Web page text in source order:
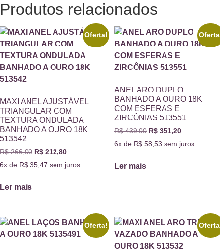
Produtos relacionados
Oferta!
MAXI ANEL AJUSTÁVEL
TRIANGULAR COM
TEXTURA ONDULADA
BANHADO A OURO 18K
513542
R$266,00 R$ 212,80
6x de R$ 35,47 sem juros
Ler mais
ANEL ARO DUPLO
BANHADO A OURO 18K
COM ESFERAS E
ZIRCÔNIAS 513551
R$439,00 R$351,20
6x de R$58,53 sem juros
Ler mais
Oferta!